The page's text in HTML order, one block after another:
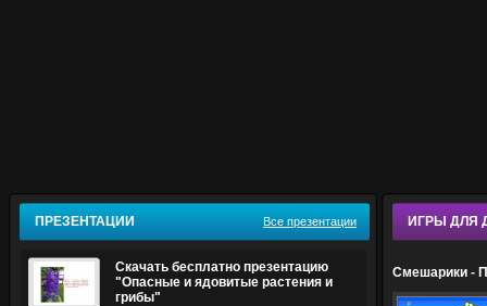
ПРЕЗЕНТАЦИИ Все презентации
Скачать бесплатно презентацию
"Опасные и ядовитые растения и
грибы"
ИГРЫ ДЛЯ
Смешарики -